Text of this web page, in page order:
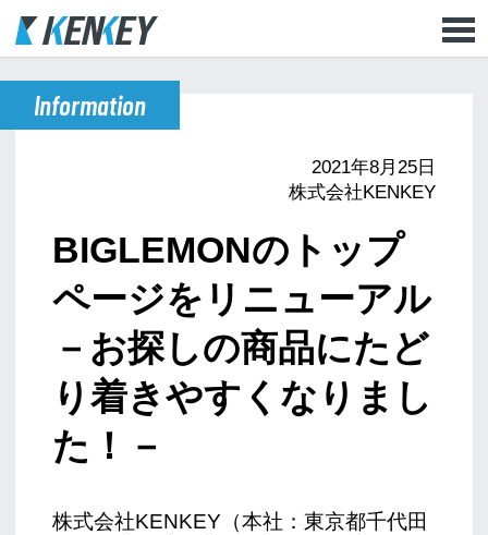
Information
2021年8月25日
株式会社KENKEY
BIGLEMONのトップ
ページをリニューアル
－お探しの商品にたど
り着きやすくなりまし
た！－
株式会社KENKEY（本社：東京都千代田